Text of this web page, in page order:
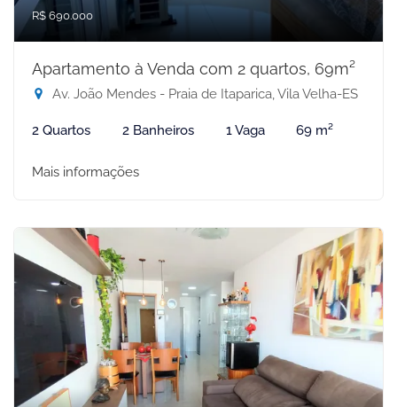
R$ 690.000
Apartamento à Venda com 2 quartos, 69m²
Av. João Mendes - Praia de Itaparica, Vila Velha-ES
2 Quartos 2 Banheiros 1 Vaga 69 m²
Mais informações